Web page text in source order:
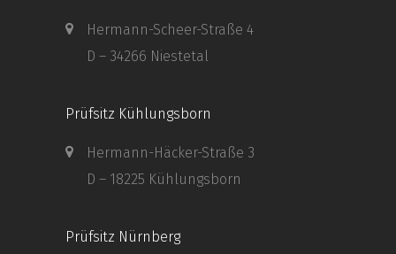
Hermann-Scheer-Straße 4
D – 34266 Niestetal
Prüfsitz Kühlungsborn
Hermann-Häcker-Straße 3
D – 18225 Kühlungsborn
Prüfsitz Nürnberg